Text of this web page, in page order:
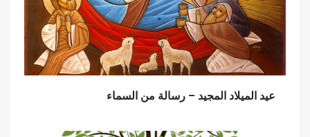
عيد الميلاد المجيد – رسالة من السماء